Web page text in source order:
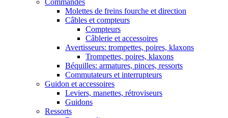
Commandes
Molettes de freins fourche et direction
Câbles et compteurs
Compteurs
Câblerie et accessoires
Avertisseurs: trompettes, poires, klaxons
Trompettes, poires, klaxons
Béquilles: armatures, pinces, ressorts
Commutateurs et interrupteurs
Guidon et accessoires
Leviers, manettes, rétroviseurs
Guidons
Ressorts